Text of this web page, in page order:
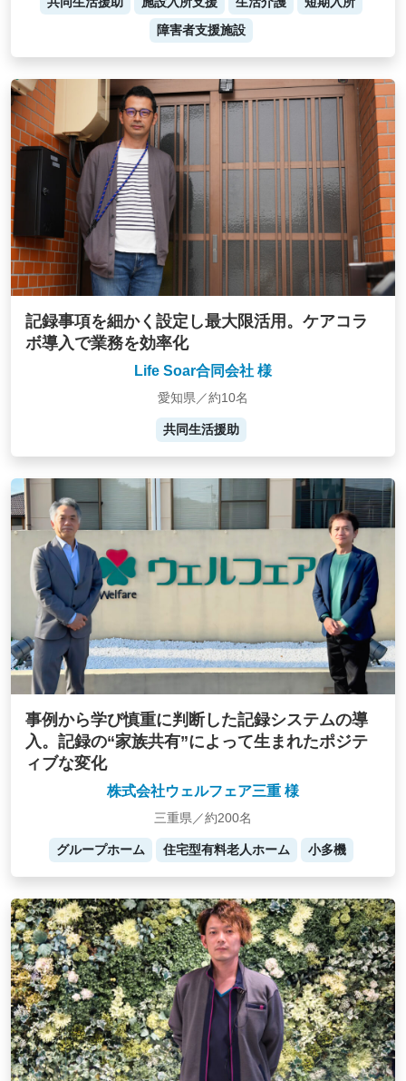
障害者支援施設
記録事項を細かく設定し最大限活用。ケアコラ
ボ導入で業務を効率化
Life Soar合同会社 様
愛知県／約10名
共同生活援助
事例から学び慎重に判断した記録システムの導
入。記録の“家族共有”によって生まれたポジテ
ィブな変化
株式会社ウェルフェア三重 様
三重県／約200名
グループホーム 住宅型有料老人ホーム 小多機